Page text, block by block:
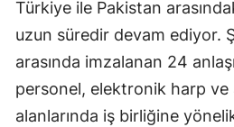
Türkiye ile Pakistan
uzun süredir devam ediyor.
arasında imzalanan 24
personel, elektronik harp ve
alanlarında iş birliğine